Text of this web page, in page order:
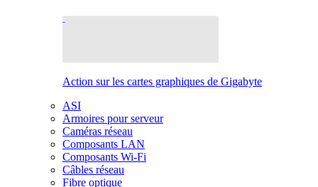
Action sur les cartes graphiques de Gigabyte
ASI
Armoires pour serveur
Caméras réseau
Composants LAN
Composants Wi-Fi
Câbles réseau
Fibre optique